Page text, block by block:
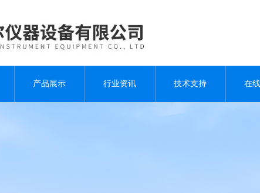
产品展示 行业资讯 技术支持 在